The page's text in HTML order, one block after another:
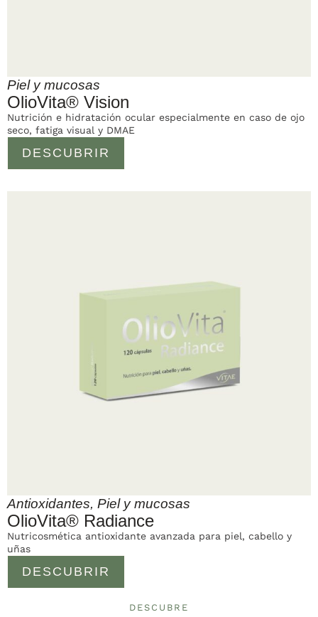
Piel y mucosas
OlioVita® Vision
DESCUBRIR
Nutrición e hidratación ocular especialmente en caso de ojo
seco, fatiga visual y DMAE
Antioxidantes, Piel y mucosas
OlioVita® Radiance
DESCUBRIR
Nutricosmética antioxidante avanzada para piel, cabello y
uñas
DESCUBRE